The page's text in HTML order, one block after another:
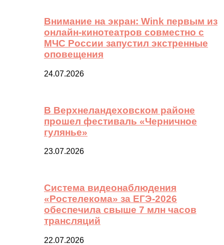
Внимание на экран: Wink первым из
онлайн-кинотеатров совместно с
МЧС России запустил экстренные
оповещения
24.07.2026
В Верхнеландеховском районе
прошел фестиваль «Черничное
гулянье»
23.07.2026
Система видеонаблюдения
«Ростелекома» за ЕГЭ-2026
обеспечила свыше 7 млн часов
трансляций
22.07.2026